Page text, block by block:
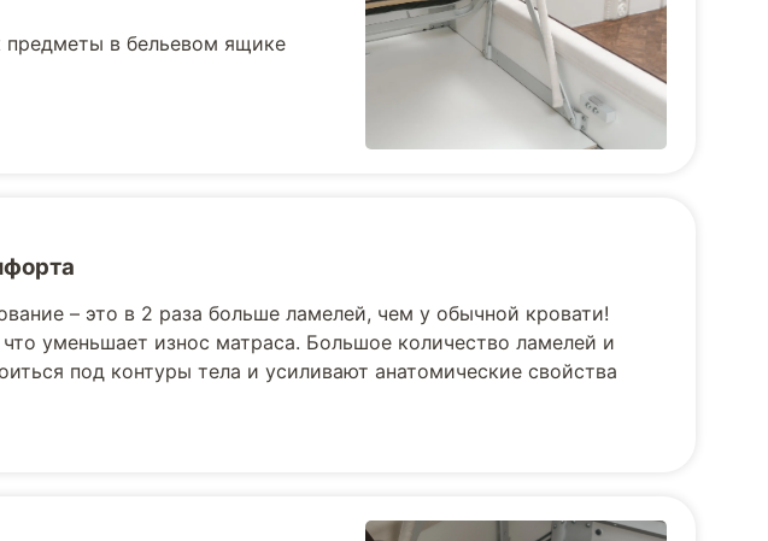
предметы в бельевом ящике
– это в 2 раза больше ламелей, чем у обычной кровати!
уменьшает износ матраса. Большое количество ламелей и
под контуры тела и усиливают анатомические свойства